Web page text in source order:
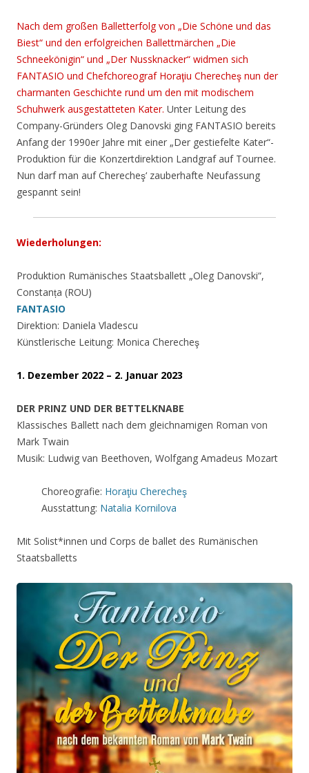
Nach dem großen Balletterfolg von „Die Schöne und das
Biest“ und den erfolgreichen Ballettmärchen „Die
Schneekönigin“ und „Der Nussknacker“ widmen sich
FANTASIO und Chefchoreograf Horaţiu Cherecheş nun der
charmanten Geschichte rund um den mit modischem
Schuhwerk ausgestatteten Kater. Unter Leitung des
Company-Gründers Oleg Danovski ging FANTASIO bereits
Anfang der 1990er Jahre mit einer „Der gestiefelte Kater“-
Produktion für die Konzertdirektion Landgraf auf Tournee.
Nun darf man auf Cherecheş‘ zauberhafte Neufassung
gespannt sein!
Wiederholungen:
Produktion Rumänisches Staatsballett „Oleg Danovski“,
Constanța (ROU)
FANTASIO
Direktion: Daniela Vladescu
Künstlerische Leitung: Monica Cherecheş
1. Dezember 2022 – 2. Januar 2023
DER PRINZ UND DER BETTELKNABE
Klassisches Ballett nach dem gleichnamigen Roman von
Mark Twain
Musik: Ludwig van Beethoven, Wolfgang Amadeus Mozart
Choreografie: Horaţiu Cherecheş
Ausstattung: Natalia Kornilova
Mit Solist*innen und Corps de ballet des Rumänischen
Staatsballetts